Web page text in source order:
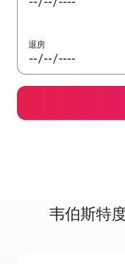
退房
韦伯斯特